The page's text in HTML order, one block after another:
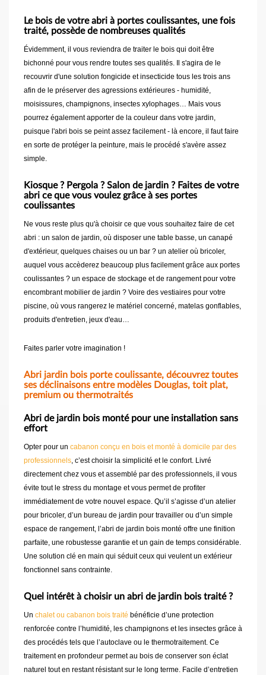
Le bois de votre abri à portes coulissantes, une fois
traité, possède de nombreuses qualités
Évidemment, il vous reviendra de traiter le bois qui doit être
bichonné pour vous rendre toutes ses qualités. Il s'agira de le
recouvrir d'une solution fongicide et insecticide tous les trois ans
afin de le préserver des agressions extérieures - humidité,
moisissures, champignons, insectes xylophages… Mais vous
pourrez également apporter de la couleur dans votre jardin,
puisque l'abri bois se peint assez facilement - là encore, il faut faire
en sorte de protéger la peinture, mais le procédé s'avère assez
simple.
Kiosque ? Pergola ? Salon de jardin ? Faites de votre
abri ce que vous voulez grâce à ses portes
coulissantes
Ne vous reste plus qu'à choisir ce que vous souhaitez faire de cet
abri : un salon de jardin, où disposer une table basse, un canapé
d'extérieur, quelques chaises ou un bar ? un atelier où bricoler,
auquel vous accèderez beaucoup plus facilement grâce aux portes
coulissantes ? un espace de stockage et de rangement pour votre
encombrant mobilier de jardin ? Voire des vestiaires pour votre
piscine, où vous rangerez le matériel concerné, matelas gonflables,
produits d'entretien, jeux d'eau…
Faites parler votre imagination !
Abri jardin bois porte coulissante, découvrez toutes
ses déclinaisons entre modèles Douglas, toit plat,
premium ou thermotraités
Abri de jardin bois monté pour une installation sans
effort
Opter pour un cabanon conçu en bois et monté à domicile par des
professionnels, c’est choisir la simplicité et le confort. Livré
directement chez vous et assemblé par des professionnels, il vous
évite tout le stress du montage et vous permet de profiter
immédiatement de votre nouvel espace. Qu’il s’agisse d’un atelier
pour bricoler, d’un bureau de jardin pour travailler ou d’un simple
espace de rangement, l’abri de jardin bois monté offre une finition
parfaite, une robustesse garantie et un gain de temps considérable.
Une solution clé en main qui séduit ceux qui veulent un extérieur
fonctionnel sans contrainte.
Quel intérêt à choisir un abri de jardin bois traité ?
Un chalet ou cabanon bois traité bénéficie d’une protection
renforcée contre l’humidité, les champignons et les insectes grâce à
des procédés tels que l’autoclave ou le thermotraitement. Ce
traitement en profondeur permet au bois de conserver son éclat
naturel tout en restant résistant sur le long terme. Facile d’entretien